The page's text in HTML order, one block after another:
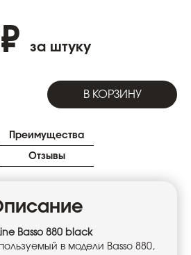
₽ за штуку
В КОРЗИНУ
Преимущества
Отзывы
Basso 880 black
в модели Basso 880,